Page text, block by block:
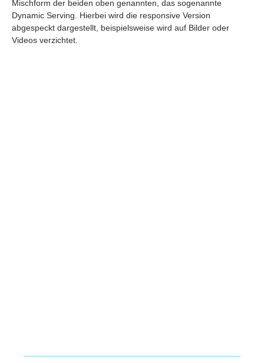
Mischform der beiden oben genannten, das sogenannte
Dynamic Serving. Hierbei wird die responsive Version
abgespeckt dargestellt, beispielsweise wird auf Bilder oder
Videos verzichtet.